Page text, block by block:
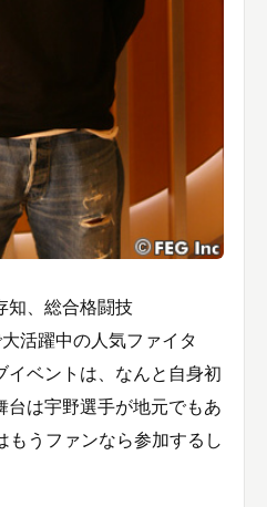
知、総合格闘技
活躍中の人気ファイタ
イベントは、なんと自身初
台は宇野選手が地元でもあ
もうファンなら参加するし